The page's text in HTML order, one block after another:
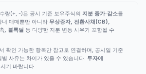
량(+, -)은 공시 기준 보유주식의 지분 증가·감소를
내 매매뿐만 아니라 무상증자, 전환사채(CB),
, 블록딜 등 다양한 지분 변동 사유가 포함될 수
확인 가능한 항목만 참고로 연결하며, 공시일 기준
사유는 차이가 있을 수 있습니다. 투자에
기 바랍니다.